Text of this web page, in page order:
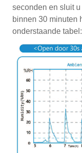
seconden en sluit
binnen 30 minuten
onderstaande tabel: